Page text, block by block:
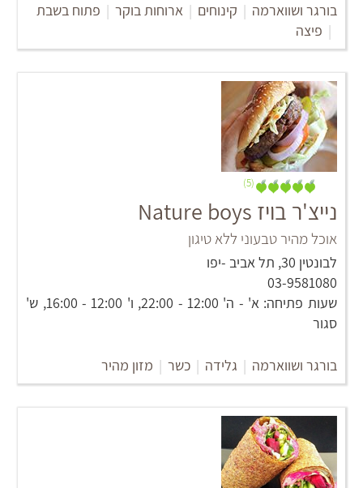
בורגר ושווארמה | קינוחים | ארוחות בוקר | פתוח בשבת
| פיצה
(5)
נייצ'ר בויז Nature boys
אוכל מהיר טבעוני ללא טיגון
לבונטין 30, תל אביב -יפו
03-9581080
שעות פתיחה: א' - ה' 12:00 - 22:00, ו' 12:00 - 16:00, ש'
סגור
בורגר ושווארמה | גלידה | כשר | מזון מהיר